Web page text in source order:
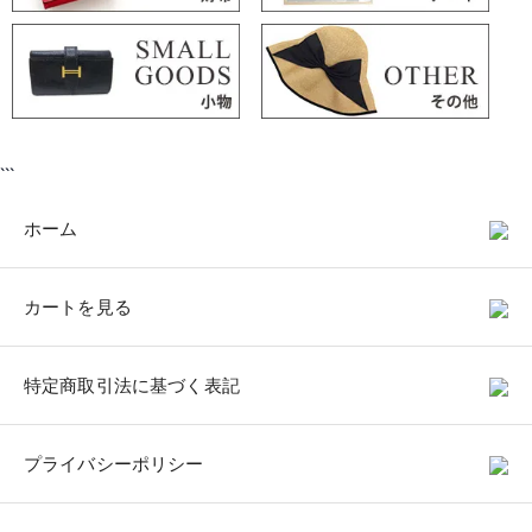
```
ホーム
カートを見る
特定商取引法に基づく表記
プライバシーポリシー